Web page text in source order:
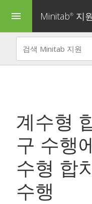
menu Minitab® 지
계수형
구 수행
수형 합
수행